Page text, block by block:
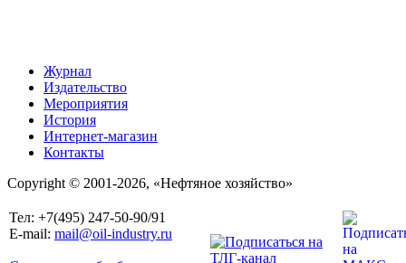
Журнал
Издательство
Мероприятия
История
Интернет-магазин
Контакты
Copyright © 2001-2026, «Нефтяное хозяйство»
Тел: +7(495) 247-50-90/91
E-mail: mail@oil-industry.ru